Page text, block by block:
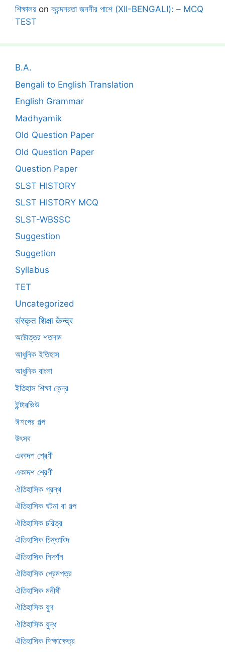
শিক্ষালয়onক্রন্দনরতা জননীর পাশে (XII-BENGALI): – MCQ
TEST
B.A.
Bengali to English Translation
English Grammar
Madhyamik
Old Question Paper
Old Question Paper
Question Paper
SLST HISTORY
SLST HISTORY MCQ
SLST-WBSSC
Suggestion
Suggetion
Syllabus
TET
Uncategorized
संस्कृत शिक्षा केन्द्र
অষ্টোত্তর শতনাম
আধুনিক ইতিহাস
আধুনিক বাংলা
ইতিহাস শিক্ষা কেন্দ্র
ইন্টারভিউ
ঈশপের গল্প
উৎসব
একাদশ শ্রেণী
একাদশ শ্রেণী
ঐতিহাসিক গ্রন্থ
ঐতিহাসিক ঘটনা বা গল্প
ঐতিহাসিক চরিত্র
ঐতিহাসিক চিন্তাবিদ
ঐতিহাসিক নিদর্শন
ঐতিহাসিক প্রেমপত্র
ঐতিহাসিক মনীষী
ঐতিহাসিক যুগ
ঐতিহাসিক যুদ্ধ
ঐতিহাসিক শিক্ষাক্ষেত্র